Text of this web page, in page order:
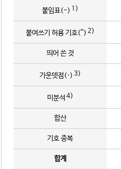
붙임표(-) 1)
붙여쓰기 허용 기호(^) 2)
띄어 쓴 것
가운뎃점(·) 3)
미분석 4)
합산
기호 중복
합계